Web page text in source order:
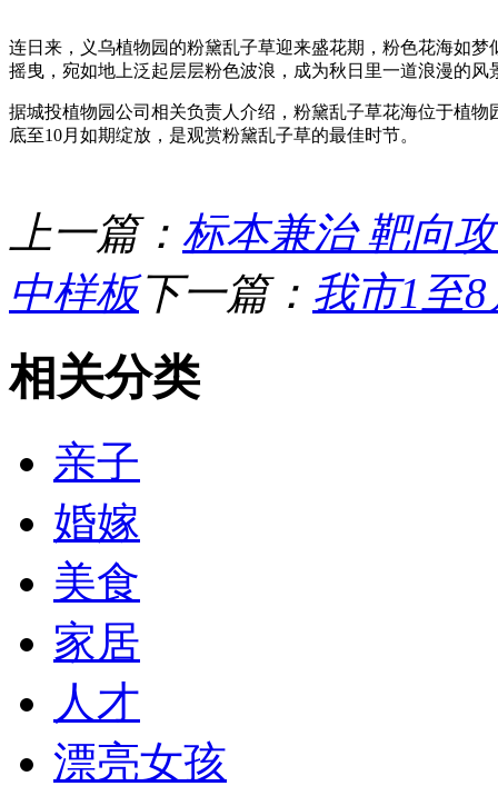
连日来，义乌植物园的粉黛乱子草迎来盛花期，粉色花海如
摇曳，宛如地上泛起层层粉色波浪，成为秋日里一道浪漫的风
据城投植物园公司相关负责人介绍，粉黛乱子草花海位于植
底至10月如期绽放，是观赏粉黛乱子草的最佳时节。
上一篇： 标本兼治 靶向
中样板下一篇： 我市1至
相关分类
亲子
婚嫁
美食
家居
人才
漂亮女孩